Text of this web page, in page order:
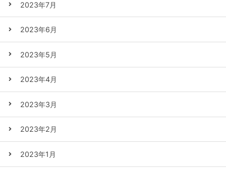
2023年7月
2023年6月
2023年5月
2023年4月
2023年3月
2023年2月
2023年1月